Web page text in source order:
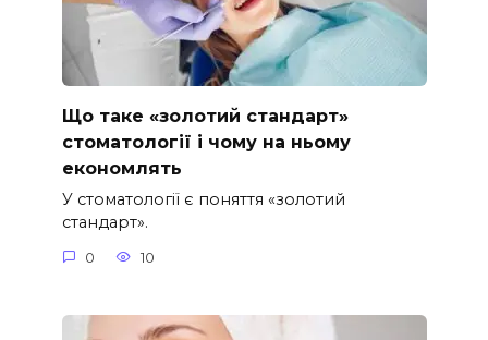
Що таке «золотий стандарт»
стоматології і чому на ньому
економлять
У стоматології є поняття «золотий
стандарт».
0 10